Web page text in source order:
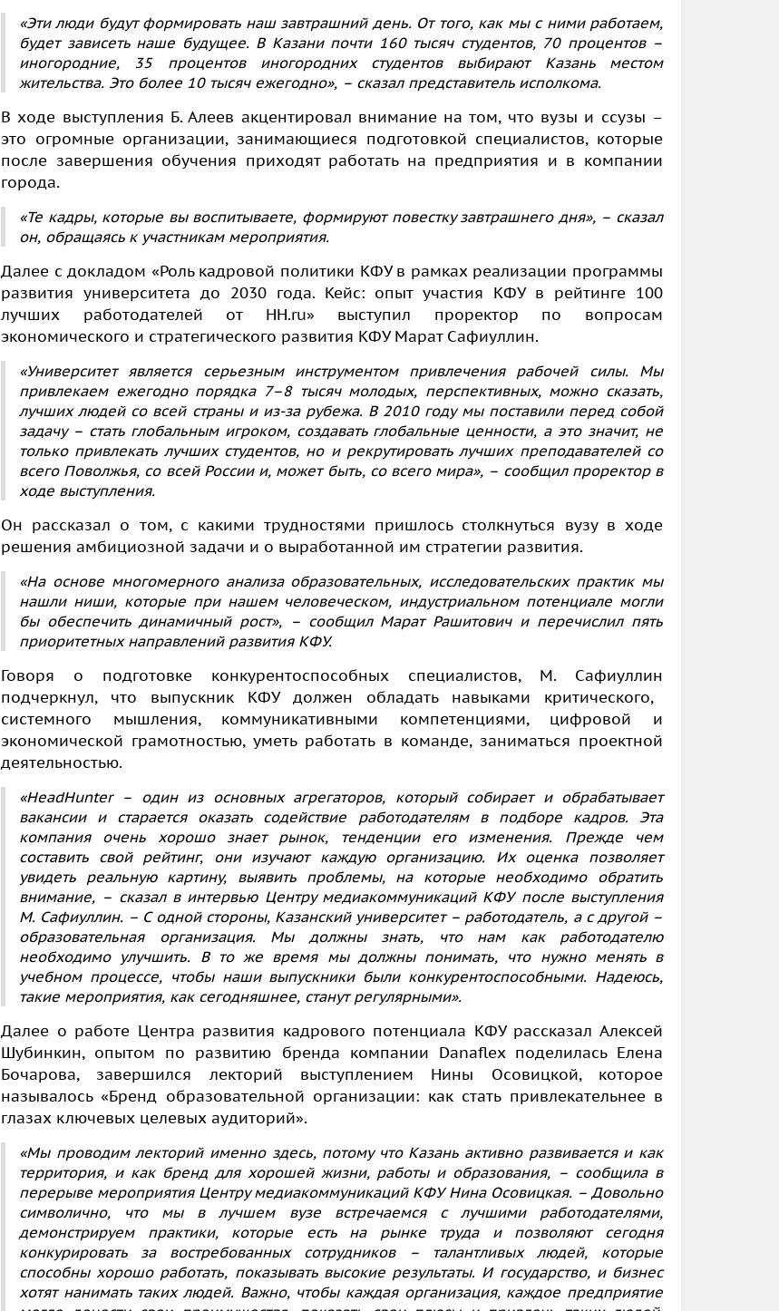
«Эти люди будут формировать наш завтрашний день. От того, как мы с ними работаем,
будет зависеть наше будущее. В Казани почти 160 тысяч студентов, 70 процентов –
иногородние, 35 процентов иногородних студентов выбирают Казань местом
жительства. Это более 10 тысяч ежегодно», – сказал представитель исполкома.
В ходе выступления Б. Алеев акцентировал внимание на том, что вузы и ссузы –
это огромные организации, занимающиеся подготовкой специалистов, которые
после завершения обучения приходят работать на предприятия и в компании
города.
«Те кадры, которые вы воспитываете, формируют повестку завтрашнего дня», – сказал
он, обращаясь к участникам мероприятия.
Далее с докладом «Роль кадровой политики КФУ в рамках реализации программы
развития университета до 2030 года. Кейс: опыт участия КФУ в рейтинге 100
лучших работодателей от НН.ru» выступил проректор по вопросам
экономического и стратегического развития КФУ Марат Сафиуллин.
«Университет является серьезным инструментом привлечения рабочей силы. Мы
привлекаем ежегодно порядка 7–8 тысяч молодых, перспективных, можно сказать,
лучших людей со всей страны и из-за рубежа. В 2010 году мы поставили перед собой
задачу – стать глобальным игроком, создавать глобальные ценности, а это значит, не
только привлекать лучших студентов, но и рекрутировать лучших преподавателей со
всего Поволжья, со всей России и, может быть, со всего мира», – сообщил проректор в
ходе выступления.
Он рассказал о том, с какими трудностями пришлось столкнуться вузу в ходе
решения амбициозной задачи и о выработанной им стратегии развития.
«На основе многомерного анализа образовательных, исследовательских практик мы
нашли ниши, которые при нашем человеческом, индустриальном потенциале могли
бы обеспечить динамичный рост», – сообщил Марат Рашитович и перечислил пять
приоритетных направлений развития КФУ.
Говоря о подготовке конкурентоспособных специалистов, М. Сафиуллин
подчеркнул, что выпускник КФУ должен обладать навыками критического,
системного мышления, коммуникативными компетенциями, цифровой и
экономической грамотностью, уметь работать в команде, заниматься проектной
деятельностью.
«HeadHunter – один из основных агрегаторов, который собирает и обрабатывает
вакансии и старается оказать содействие работодателям в подборе кадров. Эта
компания очень хорошо знает рынок, тенденции его изменения. Прежде чем
составить свой рейтинг, они изучают каждую организацию. Их оценка позволяет
увидеть реальную картину, выявить проблемы, на которые необходимо обратить
внимание, – сказал в интервью Центру медиакоммуникаций КФУ после выступления
М. Сафиуллин. – С одной стороны, Казанский университет – работодатель, а с другой –
образовательная организация. Мы должны знать, что нам как работодателю
необходимо улучшить. В то же время мы должны понимать, что нужно менять в
учебном процессе, чтобы наши выпускники были конкурентоспособными. Надеюсь,
такие мероприятия, как сегодняшнее, станут регулярными».
Далее о работе Центра развития кадрового потенциала КФУ рассказал Алексей
Шубинкин, опытом по развитию бренда компании Danaflex поделилась Елена
Бочарова, завершился лекторий выступлением Нины Осовицкой, которое
называлось «Бренд образовательной организации: как стать привлекательнее в
глазах ключевых целевых аудиторий».
«Мы проводим лекторий именно здесь, потому что Казань активно развивается и как
территория, и как бренд для хорошей жизни, работы и образования, – сообщила в
перерыве мероприятия Центру медиакоммуникаций КФУ Нина Осовицкая. – Довольно
символично, что мы в лучшем вузе встречаемся с лучшими работодателями,
демонстрируем практики, которые есть на рынке труда и позволяют сегодня
конкурировать за востребованных сотрудников – талантливых людей, которые
способны хорошо работать, показывать высокие результаты. И государство, и бизнес
хотят нанимать таких людей. Важно, чтобы каждая организация, каждое предприятие